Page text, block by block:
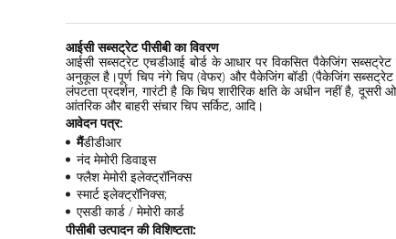
आईसी सब्सट्रेट पीसीबी का विवरण
आईसी सब्सट्रेट एचडीआई बोर्ड के आधार पर विकसित पैकेजिंग सब्सट्रेट
अनुकूल है।पूर्ण चिप नंगे चिप (वेफर) और पैकेजिंग बॉडी (पैकेजिंग सब्सट्रेट
लंपटता प्रदर्शन, गारंटी है कि चिप शारीरिक क्षति के अधीन नहीं है,
आंतरिक और बाहरी संचार चिप सर्किट, आदि।
आवेदन पत्र:
मैंडीडीआर
नंद मेमोरी डिवाइस
फ्लैश मेमोरी इलेक्ट्रॉनिक्स
स्मार्ट इलेक्ट्रॉनिक्स;
एसडी कार्ड / मेमोरी कार्ड
पीसीबी उत्पादन की विशिष्टता: